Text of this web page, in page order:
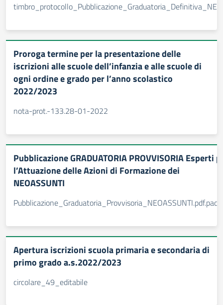
Proroga termine per la presentazione delle
iscrizioni alle scuole dell’infanzia e alle scuole di
ogni ordine e grado per l’anno scolastico
2022/2023
nota-prot.-133.28-01-2022
Pubblicazione GRADUATORIA PROVVISORIA Esperti
l’Attuazione delle Azioni di Formazione dei
NEOASSUNTI
Apertura iscrizioni scuola primaria e secondaria di
primo grado a.s.2022/2023
circolare_49_editabile